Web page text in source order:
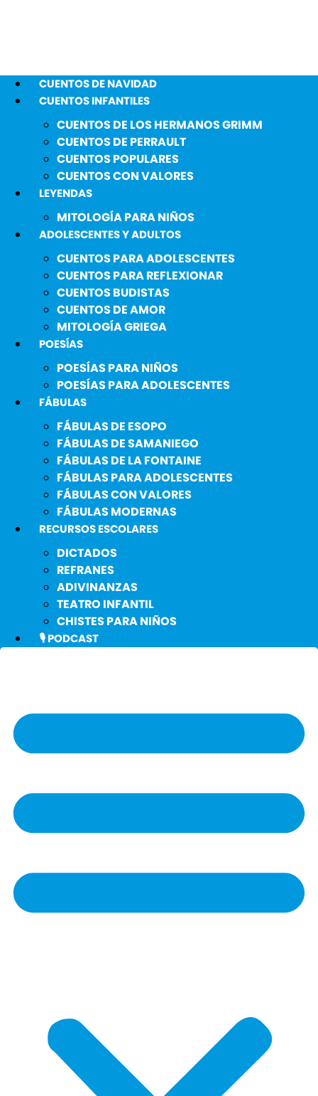
CUENTOS DE NAVIDAD
CUENTOS INFANTILES
CUENTOS DE LOS HERMANOS GRIMM
CUENTOS DE PERRAULT
CUENTOS POPULARES
CUENTOS CON VALORES
LEYENDAS
MITOLOGÍA PARA NIÑOS
ADOLESCENTES Y ADULTOS
CUENTOS PARA ADOLESCENTES
CUENTOS PARA REFLEXIONAR
CUENTOS BUDISTAS
CUENTOS DE AMOR
MITOLOGÍA GRIEGA
POESÍAS
POESÍAS PARA NIÑOS
POESÍAS PARA ADOLESCENTES
FÁBULAS
FÁBULAS DE ESOPO
FÁBULAS DE SAMANIEGO
FÁBULAS DE LA FONTAINE
FÁBULAS PARA ADOLESCENTES
FÁBULAS CON VALORES
FÁBULAS MODERNAS
RECURSOS ESCOLARES
DICTADOS
REFRANES
ADIVINANZAS
TEATRO INFANTIL
CHISTES PARA NIÑOS
🎙️ PODCAST